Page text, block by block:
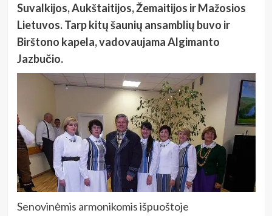
Suvalkijos, Aukštaitijos, Žemaitijos ir Mažosios
Lietuvos. Tarp kitų šaunių ansamblių buvo ir
Birštono kapela, vadovaujama Algimanto
Jazbučio.
Senovinėmis armonikomis išpuoštoje